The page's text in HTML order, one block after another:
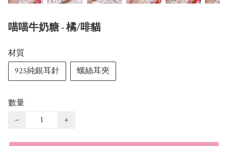
喵喵牛奶糖 - 橘/啡貓
材質
925純銀耳針
螺絲耳夾
數量
−
+